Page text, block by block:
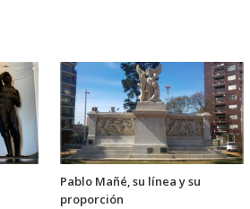
Pablo Mañé, su línea y su
proporción